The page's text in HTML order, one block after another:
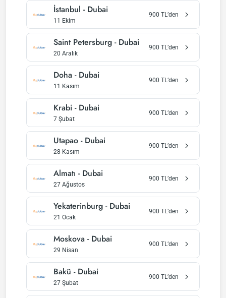
İstanbul - Dubai
11 Ekim
900 TL’den
Saint Petersburg - Dubai
20 Aralık
900 TL’den
Doha - Dubai
11 Kasım
900 TL’den
Krabi - Dubai
7 Şubat
900 TL’den
Utapao - Dubai
28 Kasım
900 TL’den
Almatı - Dubai
27 Ağustos
900 TL’den
Yekaterinburg - Dubai
21 Ocak
900 TL’den
Moskova - Dubai
29 Nisan
900 TL’den
Bakü - Dubai
27 Şubat
900 TL’den